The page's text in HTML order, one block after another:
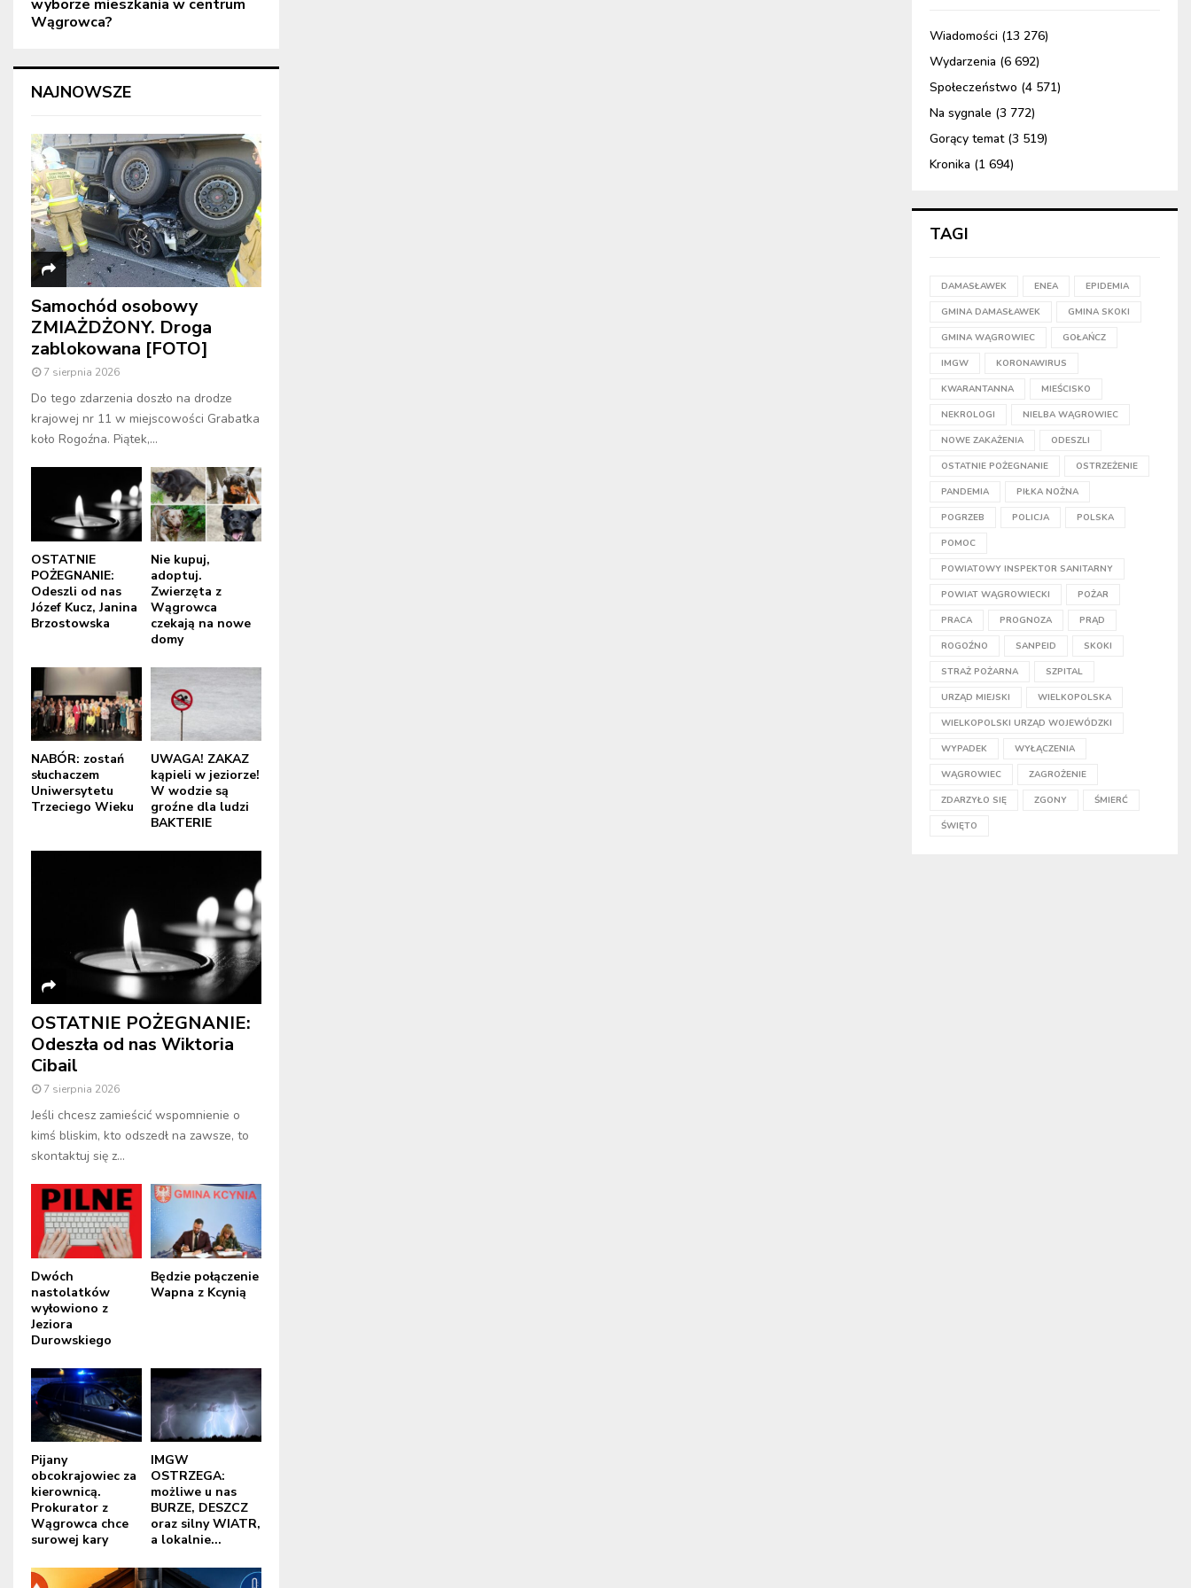
wyborze mieszkania w centrum
Wągrowca?
NAJNOWSZE
Samochód osobowy
ZMIAŻDŻONY. Droga
zablokowana [FOTO]
7 sierpnia 2026
Do tego zdarzenia doszło na drodze
krajowej nr 11 w miejscowości Grabatka
koło Rogoźna. Piątek,...
OSTATNIE
POŻEGNANIE:
Odeszli od nas
Józef Kucz, Janina
Brzostowska
Nie kupuj,
adoptuj.
Zwierzęta z
Wągrowca
czekają na nowe
domy
NABÓR: zostań
słuchaczem
Uniwersytetu
Trzeciego Wieku
UWAGA! ZAKAZ
kąpieli w jeziorze!
W wodzie są
groźne dla ludzi
BAKTERIE
OSTATNIE POŻEGNANIE:
Odeszła od nas Wiktoria
Cibail
7 sierpnia 2026
Jeśli chcesz zamieścić wspomnienie o
kimś bliskim, kto odszedł na zawsze, to
skontaktuj się z...
Dwóch
nastolatków
wyłowiono z
Jeziora
Durowskiego
Będzie połączenie
Wapna z Kcynią
Pijany
obcokrajowiec za
kierownicą.
Prokurator z
Wągrowca chce
surowej kary
IMGW
OSTRZEGA:
możliwe u nas
BURZE, DESZCZ
oraz silny WIATR,
a lokalnie...
Wiadomości (13 276)
Wydarzenia (6 692)
Społeczeństwo (4 571)
Na sygnale (3 772)
Gorący temat(3 519)
Kronika (1 694)
TAGI
DAMASŁAWEK ENEA EPIDEMIA
GMINA DAMASŁAWEK GMINA SKOKI
GMINA WĄGROWIEC GOŁAŃCZ
IMGW KORONAWIRUS
KWARANTANNA MIEŚCISKO
NEKROLOGI NIELBA WĄGROWIEC
NOWE ZAKAŻENIA ODESZLI
OSTATNIE POŻEGNANIE OSTRZEŻENIE
PANDEMIA PIŁKA NOŻNA
POGRZEB POLICJA POLSKA
POMOC
POWIATOWY INSPEKTOR SANITARNY
POWIAT WĄGROWIECKI POŻAR
PRACA PROGNOZA PRĄD
ROGOŹNO SANPEID SKOKI
STRAŻ POŻARNA SZPITAL
URZĄD MIEJSKI WIELKOPOLSKA
WIELKOPOLSKI URZĄD WOJEWÓDZKI
WYPADEK WYŁĄCZENIA
WĄGROWIEC ZAGROŻENIE
ZDARZYŁO SIĘ ZGONY ŚMIERĆ
ŚWIĘTO